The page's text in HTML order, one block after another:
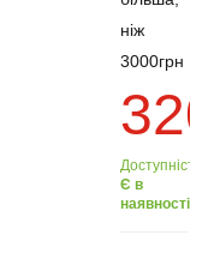
ніж
3000грн
Доступність:
Є в
наявності